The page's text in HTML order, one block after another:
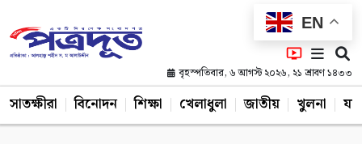
EN
বৃহস্পতিবার, ৬ আগস্ট ২০২৬, ২১ শ্রাবণ ১৪৩৩
সাতক্ষীরা বিনোদন শিক্ষা খেলাধুলা জাতীয় খুলনা